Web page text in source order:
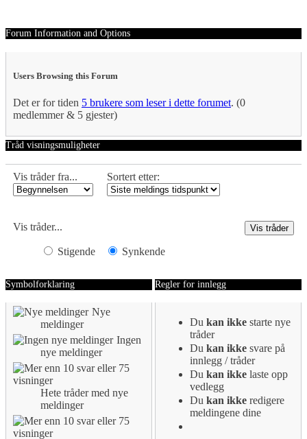
Forum Information and Options
Users Browsing this Forum
Det er for tiden 5 brukere som leser i dette forumet. (0
medlemmer & 5 gjester)
Tråd visningsmuligheter
Vis tråder fra... Sortert etter:
Vis tråder...
Stigende Synkende
Symbolforklaring
Nye
meldinger
Ingen
nye meldinger
Hete tråder med nye
meldinger
Regler for innlegg
Dukan ikke starte nye
tråder
Dukan ikke svare på
innlegg / tråder
Dukan ikke laste opp
vedlegg
Dukan ikke redigere
meldingene dine